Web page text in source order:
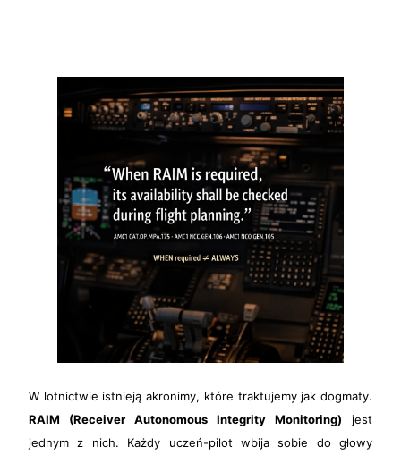
W lotnictwie istnieją akronimy, które traktujemy jak dogmaty.
RAIM (Receiver Autonomous Integrity Monitoring) jest
jednym z nich. Każdy uczeń-pilot wbija sobie do głowy